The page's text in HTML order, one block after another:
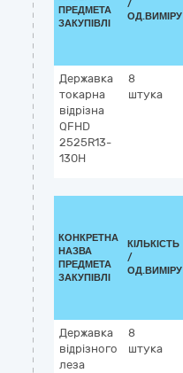
ПРЕДМЕТА
ЗАКУПІВЛІ
/
ОД.ВИМІРУ
Державка
токарна
відрізна
QFHD
2525R13-
130H
8
штука
КОНКРЕТНА
НАЗВА
ПРЕДМЕТА
ЗАКУПІВЛІ
КІЛЬКІСТЬ
/
ОД.ВИМІРУ
Державка
відрізного
леза
8
штука